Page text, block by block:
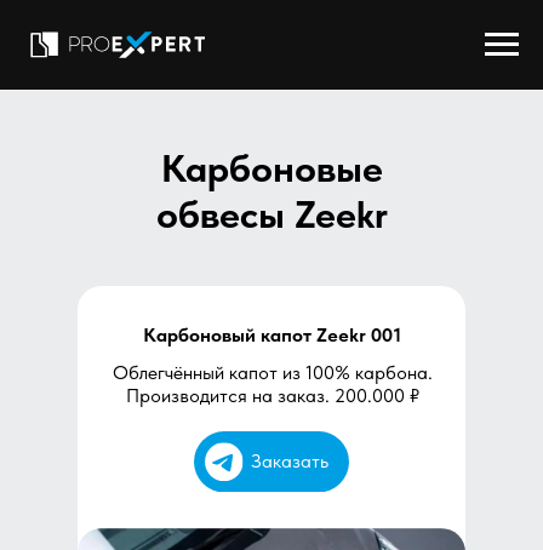
Карбоновый капот Zeekr 001
Карбоновые
обвесы Zeekr
Облегчённый капот из 100% карбона.
Производится на заказ. 200.000 ₽
Заказать